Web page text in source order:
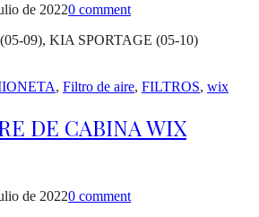
de 20220 comment
09), KIA SPORTAGE (05-10)
, Filtro de aire, FILTROS, wix
DE CABINA WIX
de 20220 comment